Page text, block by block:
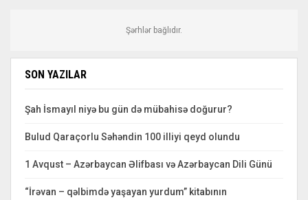
Şərhlər bağlıdır.
SON YAZILAR
Şah İsmayıl niyə bu gün də mübahisə doğurur?
Bulud Qaraçorlu Səhəndin 100 illiyi qeyd olundu
1 Avqust – Azərbaycan Əlifbası və Azərbaycan Dili Günü
“İrəvan – qəlbimdə yaşayan yurdum” kitabının